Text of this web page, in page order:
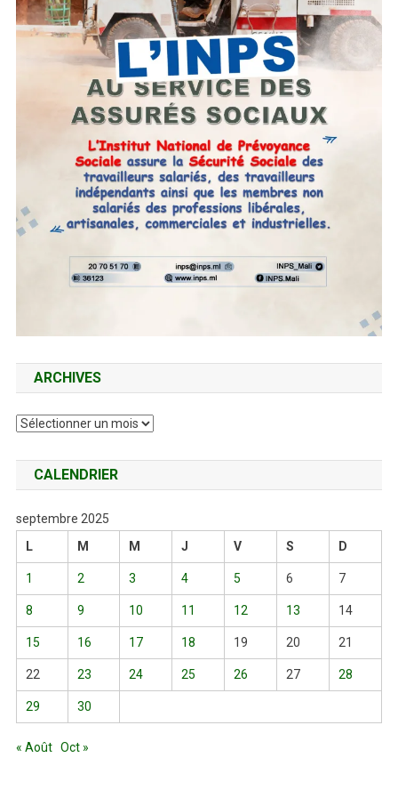
ARCHIVES
Archives
CALENDRIER
septembre 2025
L
M M J V S D
1 2 3 4 5 6 7
8 9 10 11 12 13 14
15 16 17 18 19 20 21
22 23 24 25 26 27 28
29 30
« Août Oct »